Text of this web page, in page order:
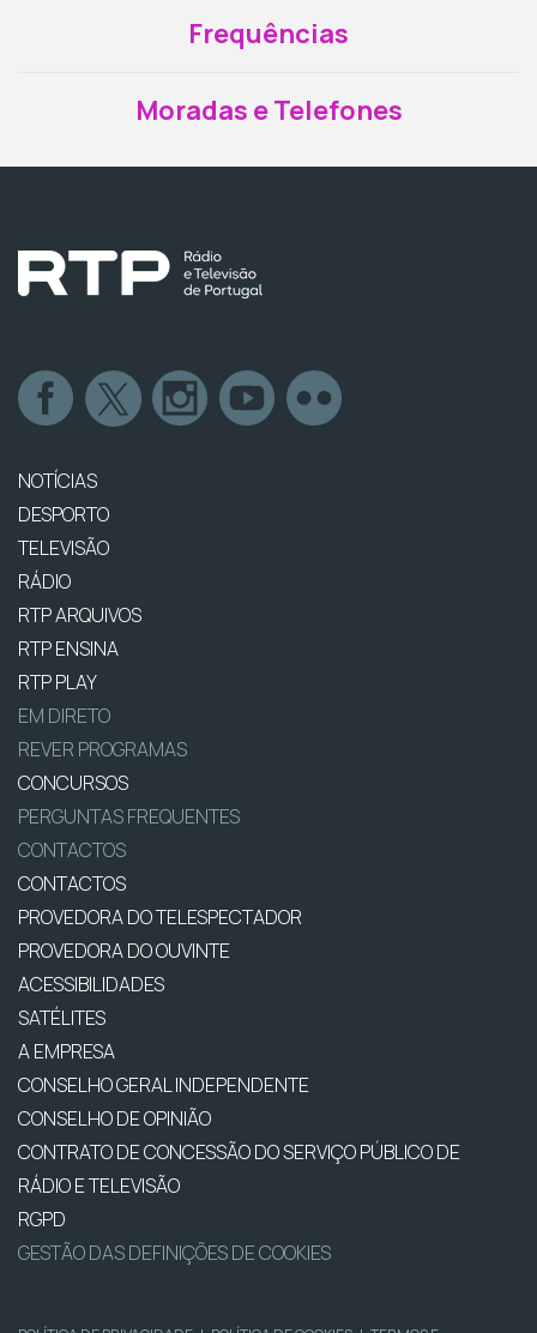
Frequências
Moradas e Telefones
NOTÍCIAS
DESPORTO
TELEVISÃO
RÁDIO
RTP ARQUIVOS
RTP ENSINA
RTP PLAY
EM DIRETO
REVER PROGRAMAS
CONCURSOS
PERGUNTAS FREQUENTES
CONTACTOS
CONTACTOS
PROVEDORA DO TELESPECTADOR
PROVEDORA DO OUVINTE
ACESSIBILIDADES
SATÉLITES
A EMPRESA
CONSELHO GERAL INDEPENDENTE
CONSELHO DE OPINIÃO
CONTRATO DE CONCESSÃO DO SERVIÇO PÚBLICO DE
RÁDIO E TELEVISÃO
RGPD
GESTÃO DAS DEFINIÇÕES DE COOKIES